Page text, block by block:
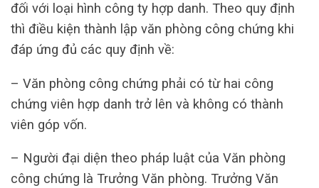
đối với loại hình công ty hợp danh. Theo quy định
thì điều kiện thành lập văn phòng công chứng khi
đáp ứng đủ các quy định về:
– Văn phòng công chứng phải có từ hai công
chứng viên hợp danh trở lên và không có thành
viên góp vốn.
– Người đại diện theo pháp luật của Văn phòng
công chứng là Trưởng Văn phòng. Trưởng Văn